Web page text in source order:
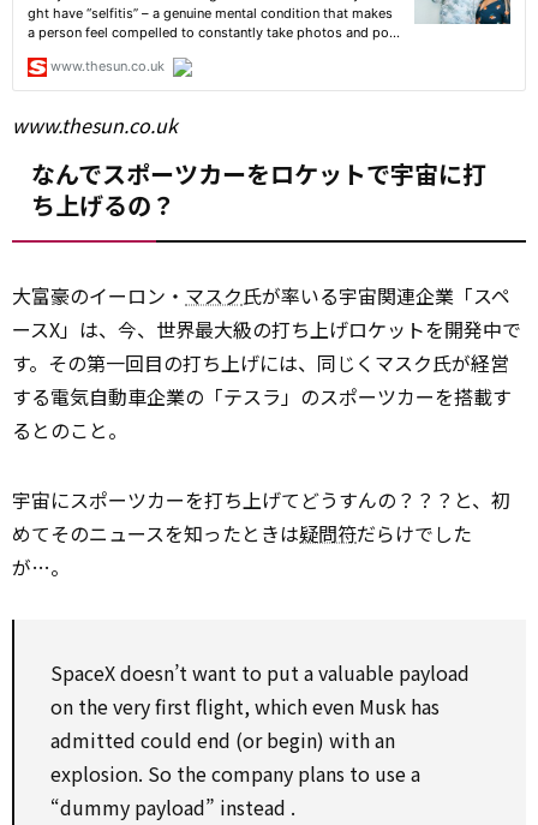
www.thesun.co.uk
なんでスポーツカーをロケットで宇宙に打
ち上げるの？
大富豪のイーロン・ マスク氏が率いる宇宙関連企業「スペ
ースX」は、今、世界最大級の打ち上げロケットを開発中で
す。その第一回目の打ち上げには、同じくマスク氏が経営
する電気自動車企業の「テスラ」のスポーツカーを搭載す
るとのこと。
宇宙にスポーツカーを打ち上げてどうすんの？？？と、初
めてそのニュースを知ったときは疑問符だらけでした
が…。
SpaceX doesn’t want to put a valuable payload
on the very first flight,whicheven Musk has
admitted could end (or begin) withan
explosion. So the company plans to usea
“dummy payload” instead .